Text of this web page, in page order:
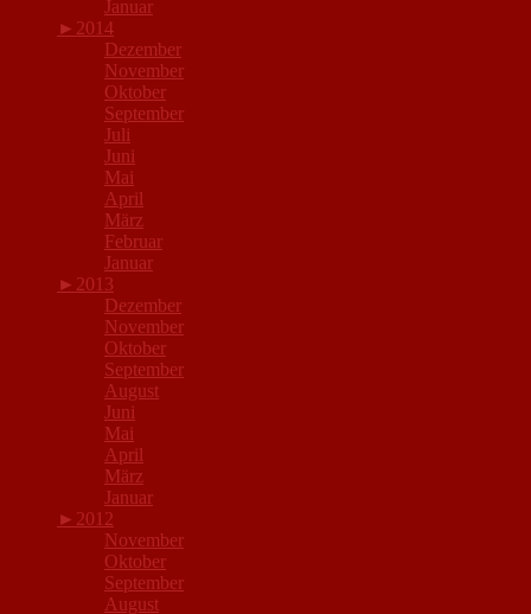
Januar
► 2014
Dezember
November
Oktober
September
Juli
Juni
Mai
April
März
Februar
Januar
► 2013
Dezember
November
Oktober
September
August
Juni
Mai
April
März
Januar
► 2012
November
Oktober
September
August